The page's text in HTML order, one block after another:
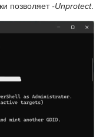
позволяет-Unprotect.